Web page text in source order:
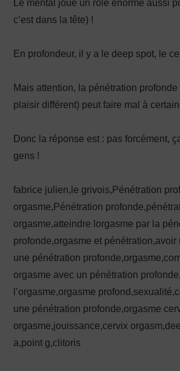
Le mental joue un rôle énorme aussi
c’est dans la tête) !
En profondeur, il y a le deep spot, le
Mais attention, la pénétration
plaisir différent) peut faire mal à
Donc la réponse est : pas forcément,
gens !
fabrice julien,le grivois,Pénétration
orgasme,Pénétration
orgasme,atteindre lorgasme par la
profonde,orgasme et pénétration,avoir
une pénétration
orgasme avec un pénétration
l’orgasme,orgasme
une pénétration profonde,orgasme
orgasme,jouissance,cervix
a,point g,clitoris